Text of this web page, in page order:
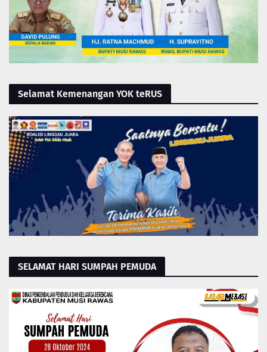
Selamat Kemenangan YOK teRUS
SELAMAT HARI SUMPAH PEMUDA